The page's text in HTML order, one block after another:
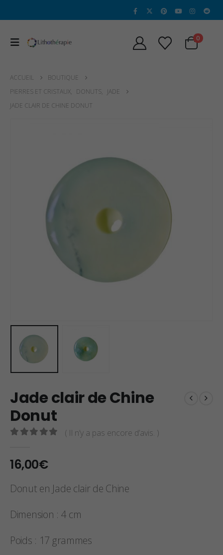
0
ACCUEIL
BOUTIQUE
PIERRES ET CRISTAUX, DONUTS, JADE
JADE CLAIR DE CHINE DONUT
Jade clair de Chine
Donut
( Il n’y a pas encore d’avis. )
16,00€
Donut en Jade clair de Chine
Dimension : 4 cm
Poids : 17 grammes